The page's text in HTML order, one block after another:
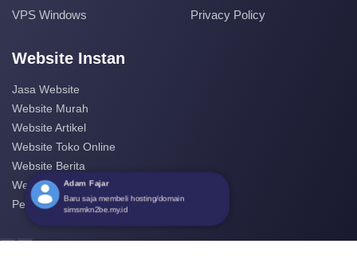
VPS Windows
Privacy Policy
Website Instan
Jasa Website
Website Murah
Website Artikel
Website Toko Online
Website Berita
Website Perusahaan
Pembuatan Website
Adam Fajar
Baru saja membeli hosting/domain
simsmkn2be.my.id